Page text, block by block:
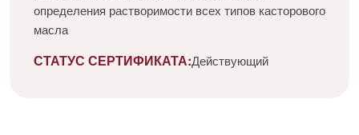
определения растворимости всех типов касторового
масла
СТАТУС СЕРТИФИКАТА:Действующий